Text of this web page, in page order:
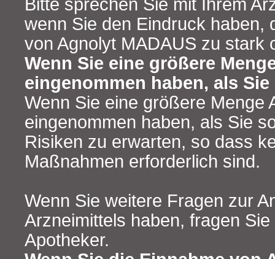
Bitte sprechen Sie mit Ihrem
wenn Sie den Eindruck haben,
von Agnolyt MADAUS zu stark
Wenn Sie eine größere
eingenommen haben, als
Wenn Sie eine größere Menge
eingenommen haben, als Sie
Risiken zu erwarten, so dass
Maßnahmen erforderlich sind.
Wenn Sie weitere Fragen zur
Arzneimittels haben, fragen
Apotheker.